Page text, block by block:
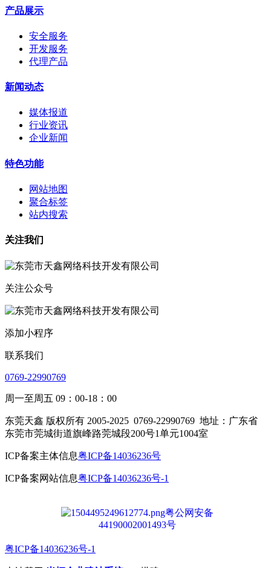
产品展示
安全服务
开发服务
代理产品
新闻动态
媒体报道
行业资讯
企业新闻
特色功能
网站地图
聚合标签
站内搜索
关注我们
关注公众号
添加小程序
联系我们
0769-22990769
周一至周五 09：00-18：00
东莞天鑫 版权所有 2005-2025 0769-22990769 地址：广东省
东莞市莞城街道旗峰路莞城段200号1单元1004室
ICP备案主体信息粤ICP备14036236号
ICP备案网站信息粤ICP备14036236号-1
粤公网安备
44190002001493号
粤ICP备14036236号-1